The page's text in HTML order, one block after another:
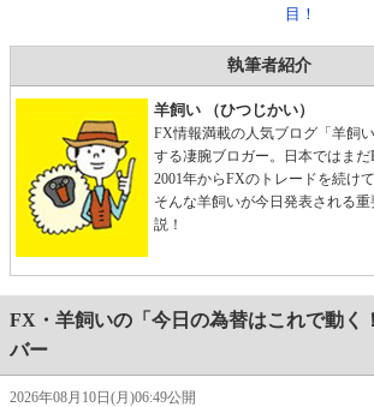
目！
執筆者紹介
羊飼い （ひつじかい）
FX情報満載の人気ブログ「羊飼
する凄腕ブロガー。日本ではま
2001年からFXのトレードを続け
そんな羊飼いが今日発表される
説！
FX・羊飼いの「今日の為替はこれで動く
バー
2026年08月10日(月)06:49公開